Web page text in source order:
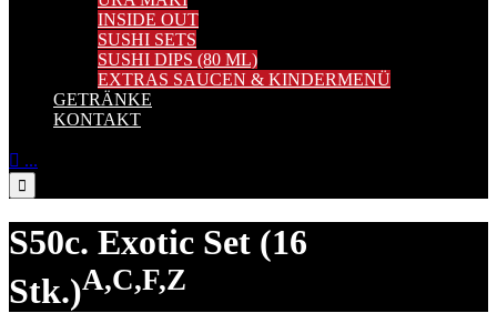
INSIDE OUT
SUSHI SETS
SUSHI DIPS (80 ML)
EXTRAS SAUCEN & KINDERMENÜ
GETRÄNKE
KONTAKT
 ...

S50c. Exotic Set (16
Stk.)A,C,F,Z